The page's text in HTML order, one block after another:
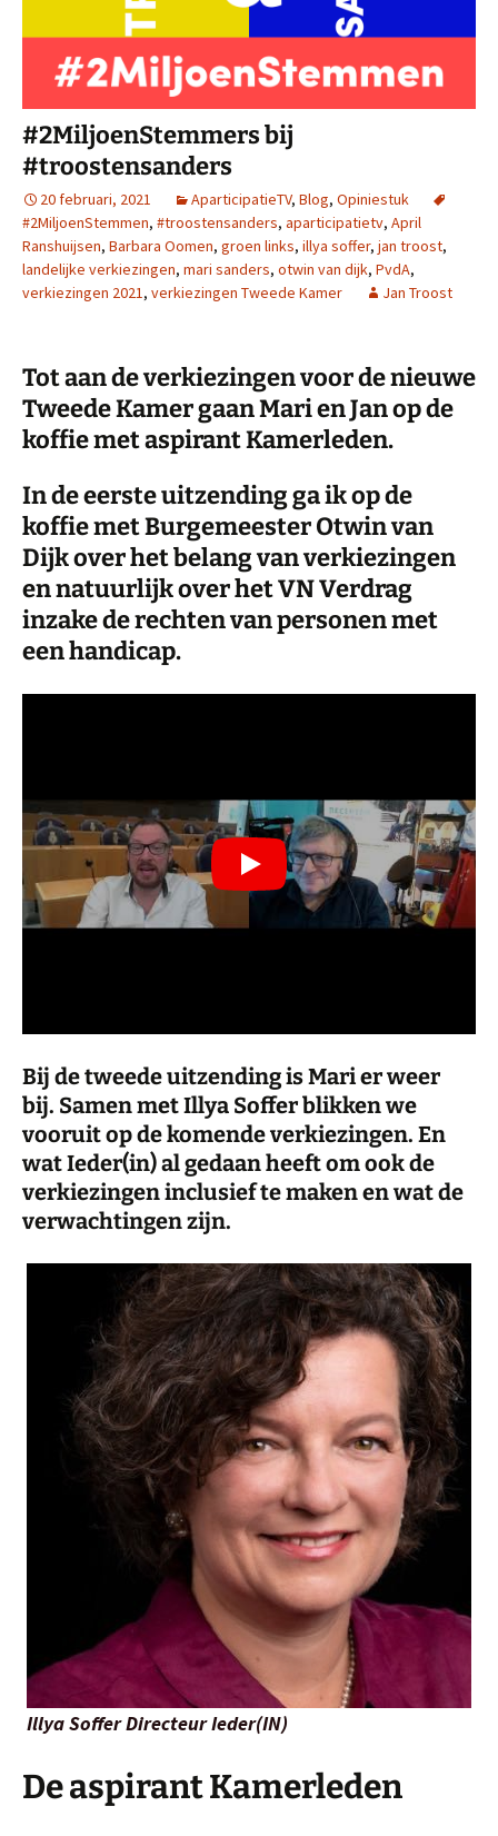
#2MiljoenStemmers bij
#troostensanders
20 februari, 2021 AparticipatieTV, Blog, Opiniestuk
#2MiljoenStemmen, #troostensanders, aparticipatietv, April
Ranshuijsen, Barbara Oomen, groen links, illya soffer, jan troost,
landelijke verkiezingen, mari sanders, otwin van dijk, PvdA,
verkiezingen 2021, verkiezingen Tweede Kamer Jan Troost
Tot aan de verkiezingen voor de nieuwe
Tweede Kamer gaan Mari en Jan op de
koffie met aspirant Kamerleden.
In de eerste uitzending ga ik op de
koffie met Burgemeester Otwin van
Dijk over het belang van verkiezingen
en natuurlijk over het VN Verdrag
inzake de rechten van personen met
een handicap.
Bij de tweede uitzending is Mari er weer
bij. Samen met Illya Soffer blikken we
vooruit op de komende verkiezingen. En
wat Ieder(in) al gedaan heeft om ook de
verkiezingen inclusief te maken en wat de
verwachtingen zijn.
Illya Soffer Directeur Ieder(IN)
De aspirant Kamerleden